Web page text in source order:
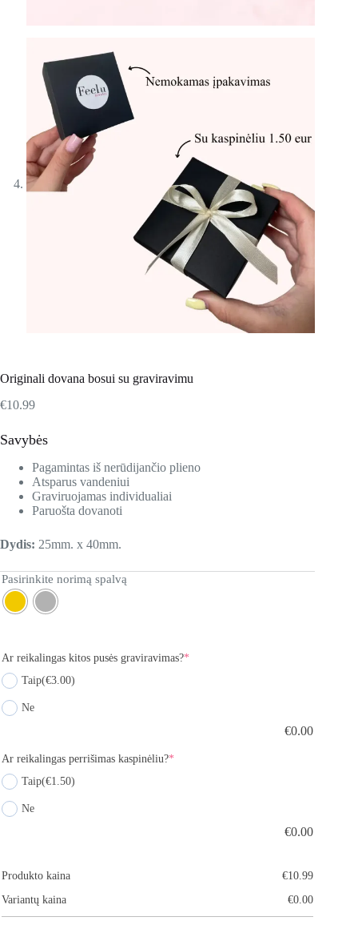
Originali dovana bosui su graviravimu
€10.99
Savybės
Pagamintas iš nerūdijančio plieno
Atsparus vandeniui
Graviruojamas individualiai
Paruošta dovanoti
Dydis: 25mm. x 40mm.
Pasirinkite norimą spalvą
Ar reikalingas kitos pusės graviravimas?*
Taip(€3.00)
Ne
€0.00
Ar reikalingas perrišimas kaspinėliu?*
Taip(€1.50)
Ne
€0.00
Produkto kaina €10.99
Variantų kaina
€0.00